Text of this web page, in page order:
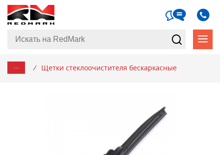
... / Щетки стеклоочистителя бескаркасные